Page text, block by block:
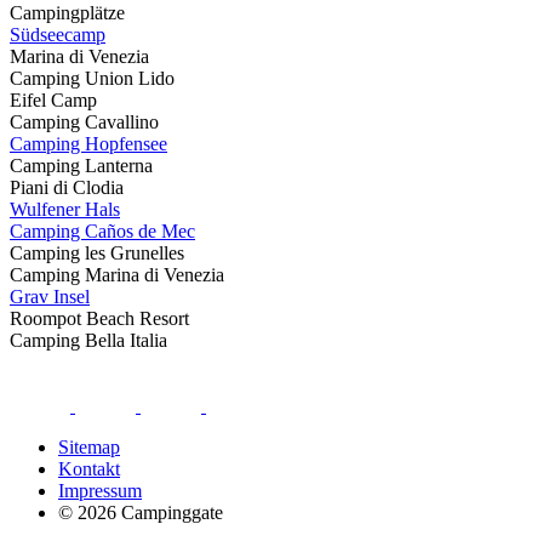
Campingplätze
Südseecamp
Marina di Venezia
Camping Union Lido
Eifel Camp
Camping Cavallino
Camping Hopfensee
Camping Lanterna
Piani di Clodia
Wulfener Hals
Camping Caños de Mec
Camping les Grunelles
Camping Marina di Venezia
Grav Insel
Roompot Beach Resort
Camping Bella Italia
Sitemap
Kontakt
Impressum
© 2026 Campinggate